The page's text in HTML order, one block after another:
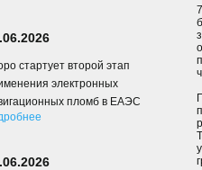
стартует второй этап
электронных
пломб в ЕАЭС